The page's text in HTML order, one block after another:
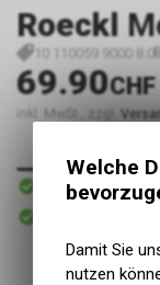
Roeckl
10 110059 9000 8.0
69.90CHF
inkl. MwSt., zzgl.
Sofort verfügbar
Versand
Welche
Damit Sie
nutzen